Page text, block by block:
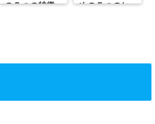
の５つの特徴
めの５つのヒ